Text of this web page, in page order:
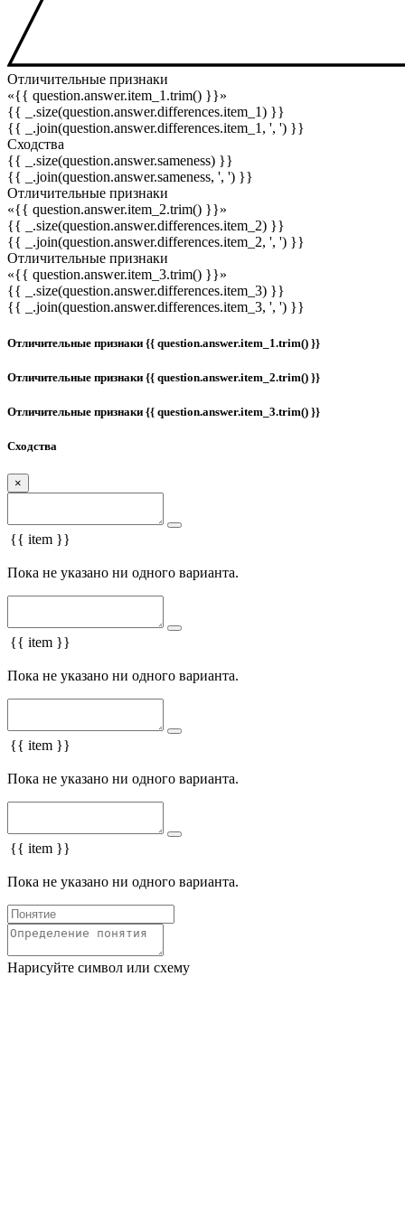
Отличительные признаки
«{{ question.answer.item_1.trim() }}»
{{ _.size(question.answer.differences.item_1) }}
{{ _.join(question.answer.differences.item_1, ', ') }}
Сходства
{{ _.size(question.answer.sameness) }}
{{ _.join(question.answer.sameness, ', ') }}
Отличительные признаки
«{{ question.answer.item_2.trim() }}»
{{ _.size(question.answer.differences.item_2) }}
{{ _.join(question.answer.differences.item_2, ', ') }}
Отличительные признаки
«{{ question.answer.item_3.trim() }}»
{{ _.size(question.answer.differences.item_3) }}
{{ _.join(question.answer.differences.item_3, ', ') }}
Отличительные признаки {{ question.answer.item_1.trim() }}
Отличительные признаки {{ question.answer.item_2.trim() }}
Отличительные признаки {{ question.answer.item_3.trim() }}
Сходства
×
{{ item }}
Пока не указано ни одного варианта.
{{ item }}
Пока не указано ни одного варианта.
{{ item }}
Пока не указано ни одного варианта.
{{ item }}
Пока не указано ни одного варианта.
Нарисуйте символ или схему